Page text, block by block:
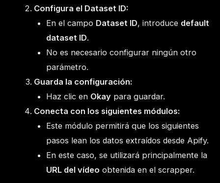
Configura el Dataset ID:
En el campo Dataset ID, introduce default
dataset ID.
No es necesario configurar ningún otro
parámetro.
Guarda la configuración:
Haz clic en Okaypara guardar.
Conecta con los siguientes módulos:
Este módulo permitirá que los siguientes
pasos lean los datos extraídos desde Apify.
En este caso, se utilizará principalmente la
URL del vídeo obtenida en el scrapper.